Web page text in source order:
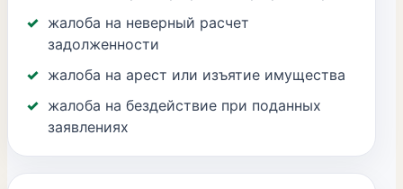
жалоба на неверный расчет
задолженности
жалоба на арест или изъятие имущества
жалоба на бездействие при поданных
заявлениях